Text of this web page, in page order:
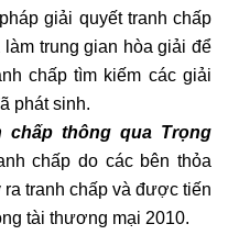
giải quyết tranh chấp
trung gian hòa giải để
chấp tìm kiếm các giải
phát sinh.
chấp thông qua Trọng
chấp do các bên thỏa
tranh chấp và được tiến
tài thương mại 2010.